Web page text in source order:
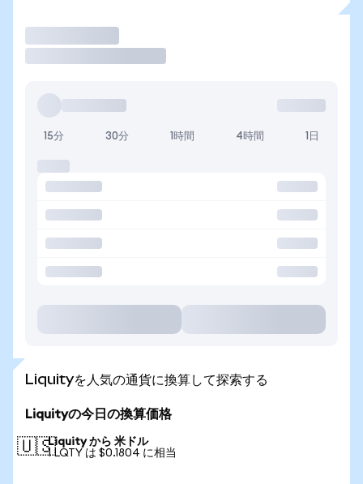
15分 30分 1時間 4時間 1日
Liquityを人気の通貨に換算して探索する
Liquityの今日の換算価格
🇺🇸Liquity から 米ドル
1 LQTY は $0.1804 に相当